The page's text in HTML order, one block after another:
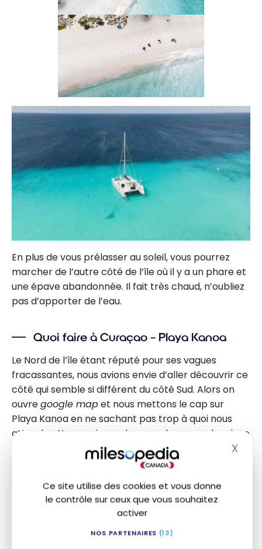
Ce site utilise des cookies et vous donne
le contrôle sur ceux que vous souhaitez
activer
NOS PARTENAIRES (13)
X
En plus de vous prélasser au soleil, vous pourrez
marcher de l’autre côté de l’île où il y a un phare et
une épave abandonnée. Il fait très chaud, n’oubliez
pas d’apporter de l’eau.
Quoi faire à Curaçao – Playa Kanoa
Le Nord de l’île étant réputé pour ses vagues
fracassantes, nous avions envie d’aller découvrir ce
côté qui semble si différent du côté Sud. Alors on
ouvregoogle mapet nous mettons le cap sur
Playa Kanoa en ne sachant pas trop à quoi nous
attendre. Nous arrivons dans un champs volcanique
avec des éoliennes en toile de fond. Je comprends
mieux pourquoi cet endroit est privilégié pour le kite
Nous avons aussi fait la rencontre d’un Québécois,
lui aussi à la rencontre de l’improviste! Nous avons
passé quelques jours ensemble suite à cette